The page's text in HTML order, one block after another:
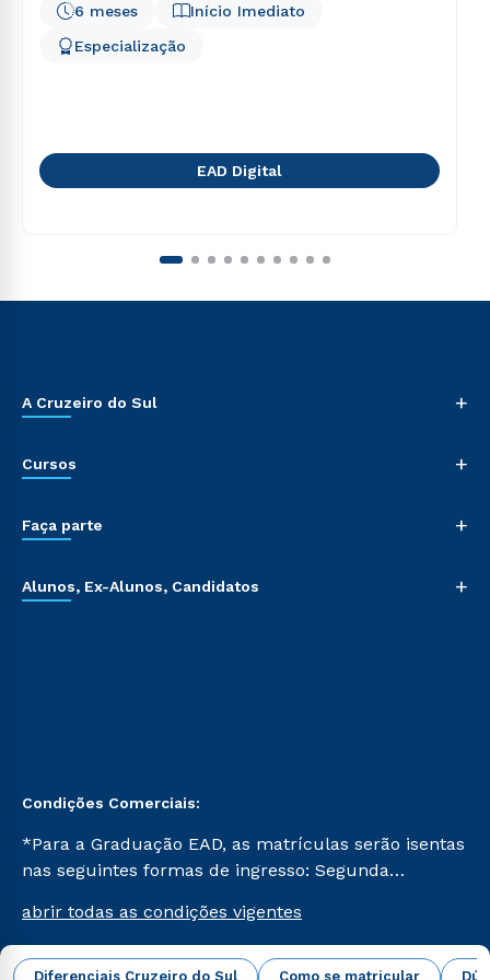
Diferenciais Cruzeiro do Sul Como se matricular
Início Imediato
6 meses
Especialização
EAD Digital
A Cruzeiro do Sul +
Cursos +
Faça parte +
Alunos, Ex-Alunos, Candidatos +
Condições Comerciais:
*Para a Graduação EAD, as matrículas serão isentas
nas seguintes formas de ingresso: Segunda
Já para as demais, a taxa de matrícula será de R$
49. *Para a Pós-graduação EAD, as ofertas
mencionadas são referentes aos cursos: Ensino
abrir todas as condições vigentes